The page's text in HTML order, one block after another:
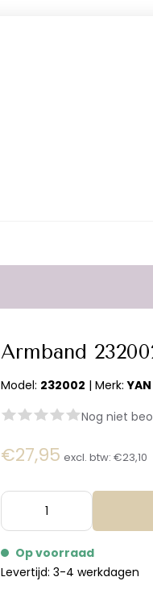
Armband
Model: 232002 |Merk:
Nog niet
€27,95 excl. btw:€23,10
Op voorraad
Levertijd: 3-4 werkdagen